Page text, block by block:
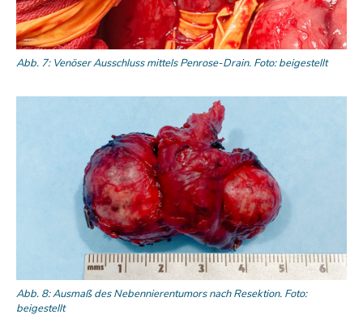
Abb. 7: Venöser Ausschluss mittels Penrose-Drain. Foto: beigestellt
Abb. 8: Ausmaß des Nebennierentumors nach Resektion. Foto:
beigestellt